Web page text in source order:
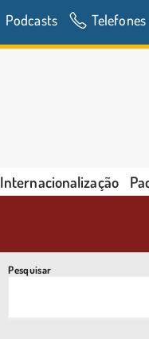
Podcasts Telefones
Internacionalização
Pesquisar